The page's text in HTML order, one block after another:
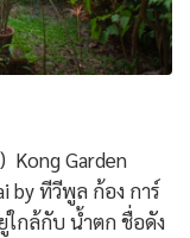
Garden
by ทีวีพูล ก้อง การ์
ใกล้กับ น้ำตก ชื่อดัง